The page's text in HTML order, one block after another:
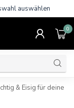
auswählen
0
& Eisig für deine